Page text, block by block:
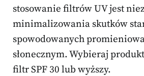
stosowanie filtrów UV jest
minimalizowania skutków
spowodowanych
słonecznym. Wybieraj
filtr SPF 30 lub wyższy.